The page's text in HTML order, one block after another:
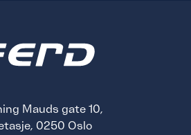
Mauds gate 10,
0250 Oslo